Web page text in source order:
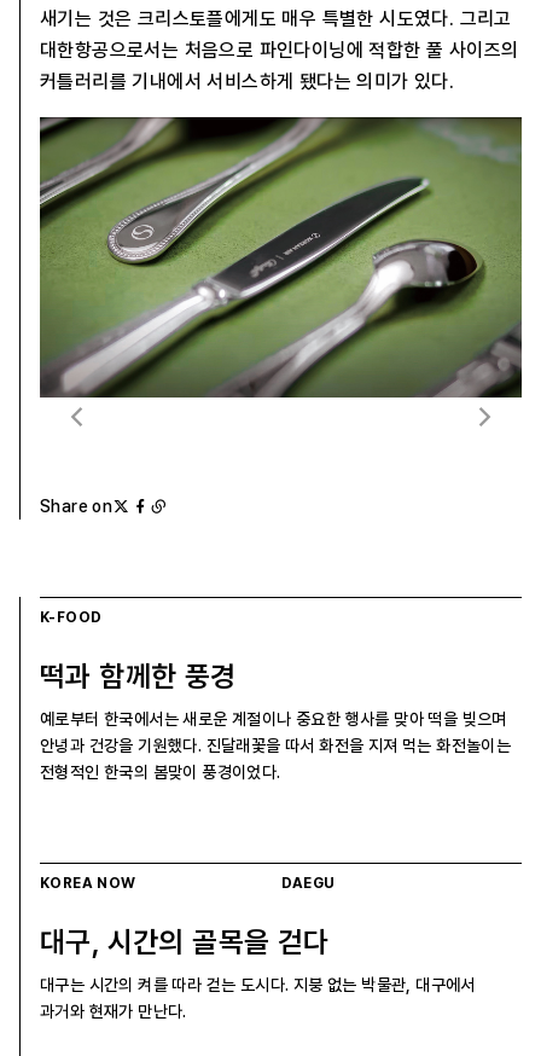
새기는 것은 크리스토플에게도 매우 특별한 시도였다. 그리고
대한항공으로서는 처음으로 파인다이닝에 적합한 풀 사이즈의
커틀러리를 기내에서 서비스하게 됐다는 의미가 있다.
Share on
K-FOOD
떡과 함께한 풍경
예로부터 한국에서는 새로운 계절이나 중요한 행사를 맞아 떡을 빚으며
안녕과 건강을 기원했다. 진달래꽃을 따서 화전을 지져 먹는 화전놀이는
전형적인 한국의 봄맞이 풍경이었다.
KOREA NOW DAEGU
대구, 시간의 골목을 걷다
대구는 시간의 켜를 따라 걷는 도시다. 지붕 없는 박물관, 대구에서
과거와 현재가 만난다.